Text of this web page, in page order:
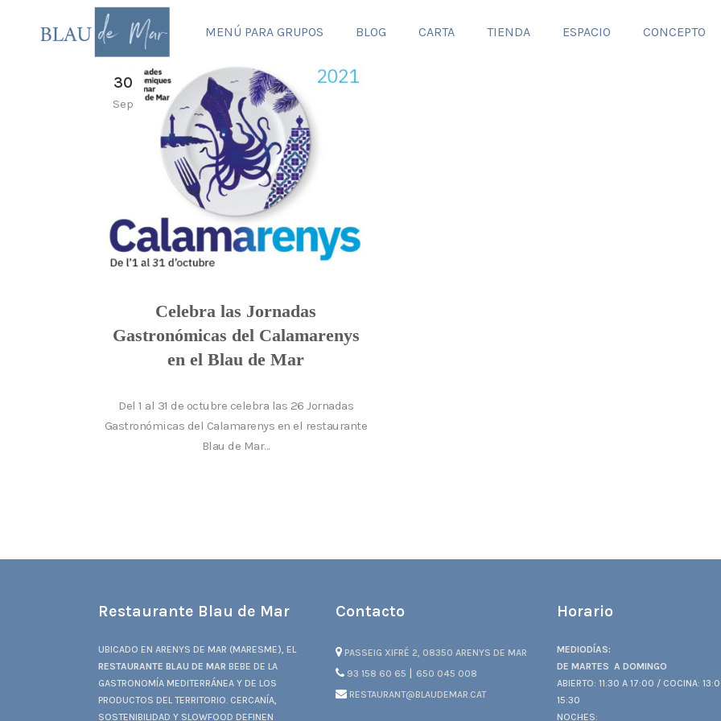
MENÚ PARA GRUPOS BLOG CARTA TIENDA ESPACIO CONCEPTO
30
Sep
Celebra las Jornadas
Gastronómicas del Calamarenys
en el Blau de Mar
Del 1 al 31 de octubre celebra las 26 Jornadas
Gastronómicas del Calamarenys en el restaurante
Blau de Mar...
Restaurante Blau de Mar
UBICADO EN ARENYS DE MAR (MARESME), EL
RESTAURANTE BLAU DE MAR BEBE DE LA
GASTRONOMÍA MEDITERRÁNEA Y DE LOS
PRODUCTOS DEL TERRITORIO. CERCANÍA,
SOSTENIBILIDAD Y SLOWFOOD DEFINEN
Contacto
PASSEIG XIFRÉ 2, 08350 ARENYS DE MAR
93 158 60 65 | 650 045 008
RESTAURANT@BLAUDEMAR.CAT
Horario
MEDIODÍAS:
DE MARTES A DOMINGO
ABIERTO: 11:30 A 17:00 / COCINA:
15:30
NOCHES: